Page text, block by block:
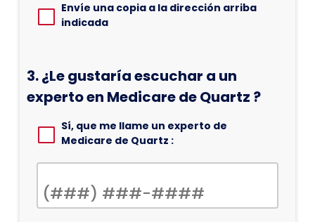
Envíe una copia a la dirección arriba
indicada
3.¿Le gustaría escuchar a un
experto en Medicare de Quartz ?
Sí, que me llame un experto de
Medicare de Quartz :